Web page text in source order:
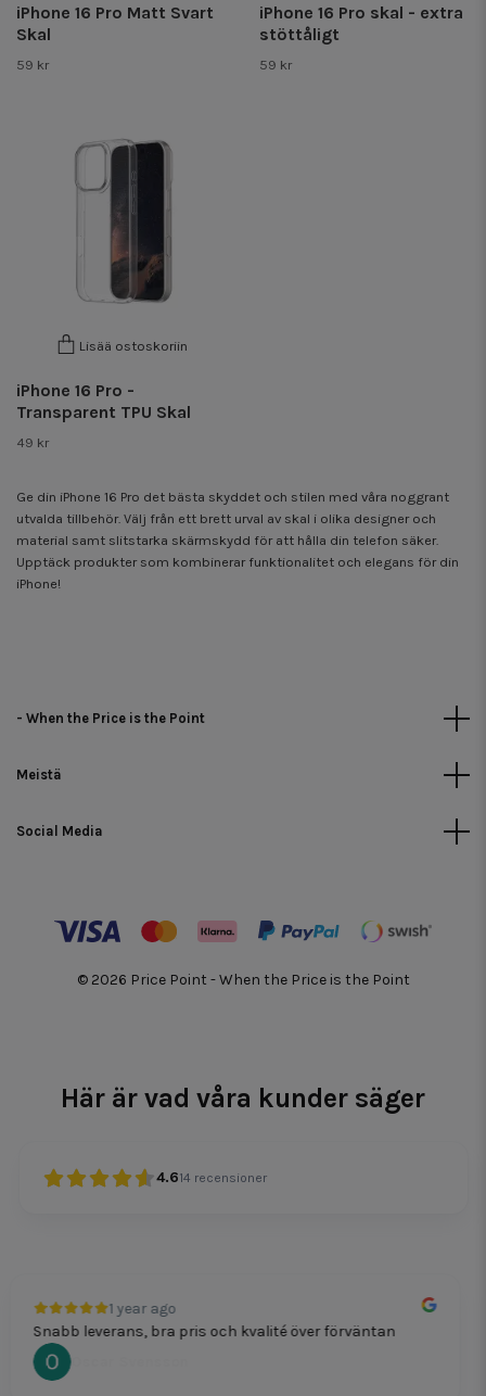
iPhone 16 Pro Matt Svart
Skal
59 kr
iPhone 16 Pro skal - extra
stöttåligt
59 kr
Lisää ostoskoriin
iPhone 16 Pro -
Transparent TPU Skal
49 kr
Ge din iPhone 16 Pro det bästa skyddet och stilen med våra noggrant
utvalda tillbehör. Välj från ett brett urval av skal i olika designer och
material samt slitstarka skärmskydd för att hålla din telefon säker.
Upptäck produkter som kombinerar funktionalitet och elegans för din
iPhone!
- When the Price is the Point
Meistä
Social Media
© 2026 Price Point - When the Price is the Point
Här är vad våra kunder säger
4.614 recensioner
1 year ago
Snabb leverans, bra pris och kvalité över förväntan
Oscar Svensson